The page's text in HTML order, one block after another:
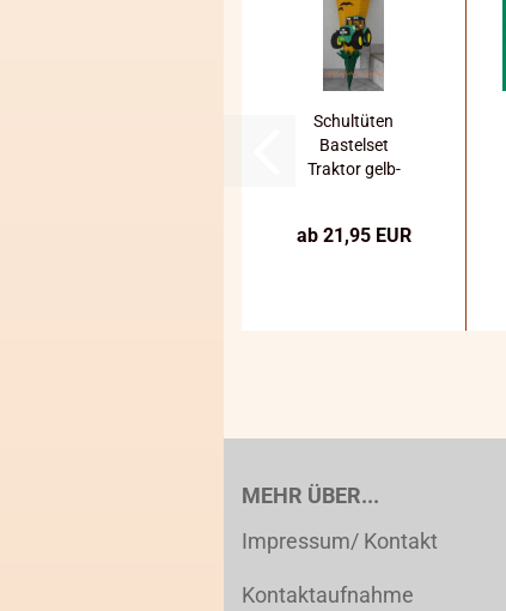
Schultüten
Bastelset
Traktor gelb-
ab 21,95 EUR
MEHR ÜBER...
Impressum/ Kontakt
Kontaktaufnahme